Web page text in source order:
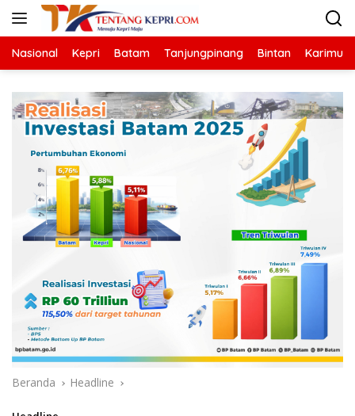
Langsung
Nasional Kepri Batam Tanjungpinang Bintan Karimun
Beranda Headline